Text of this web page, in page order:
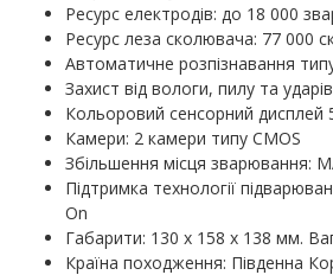
Ресурс електродів: до 18 000
Ресурс леза сколювача: 77 000
Автоматичне розпізнавання
Захист від вологи, пилу та ударів
Кольоровий сенсорний дисплей
Камери: 2 камери типу CMOS
Збільшення місця зварювання:
Підтримка технології
On
Габарити: 130 х 158 х 138 мм.
Країна походження: Південна